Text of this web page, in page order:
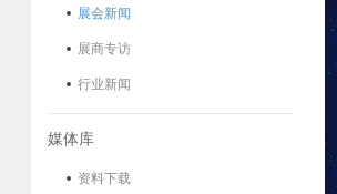
展会新闻
展商专访
行业新闻
媒体库
资料下载